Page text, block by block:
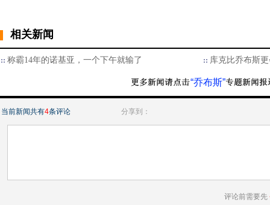
相关新闻
称霸14年的诺基亚，一个下午就输了 库克比乔布斯
“乔布斯”
当前新闻共有4条评论 分享到：
评论前需要先